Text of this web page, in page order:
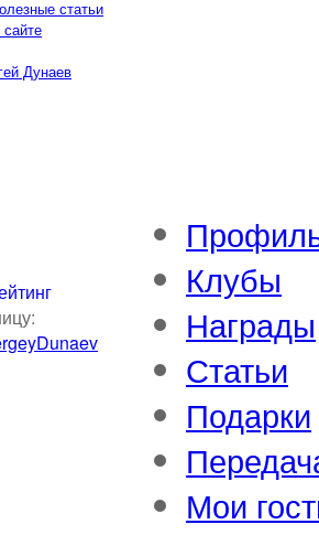
статьи
Дунаев
Клубы
Награды
Статьи
Подарки
Мои